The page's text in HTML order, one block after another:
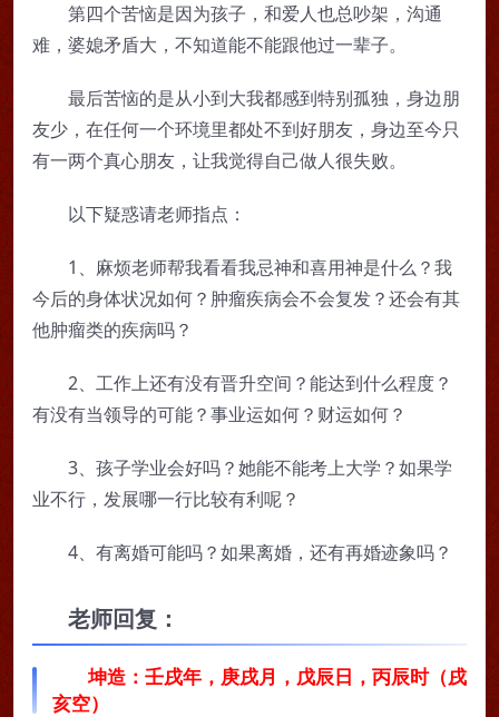
第四个苦恼是因为孩子，和爱人也总吵架，沟通
难，婆媳矛盾大，不知道能不能跟他过一辈子。
最后苦恼的是从小到大我都感到特别孤独，身边朋
友少，在任何一个环境里都处不到好朋友，身边至今只
有一两个真心朋友，让我觉得自己做人很失败。
以下疑惑请老师指点：
1、麻烦老师帮我看看我忌神和喜用神是什么？我
今后的身体状况如何？肿瘤疾病会不会复发？还会有其
他肿瘤类的疾病吗？
2、工作上还有没有晋升空间？能达到什么程度？
有没有当领导的可能？事业运如何？财运如何？
3、孩子学业会好吗？她能不能考上大学？如果学
业不行，发展哪一行比较有利呢？
4、有离婚可能吗？如果离婚，还有再婚迹象吗？
老师回复：
坤造：壬戌年，庚戌月，戊辰日，丙辰时（戌
亥空）